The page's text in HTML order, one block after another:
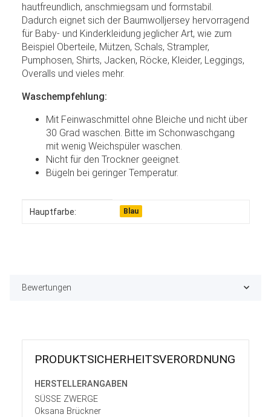
hautfreundlich, anschmiegsam und formstabil.
Dadurch eignet sich der Baumwolljersey hervorragend
für Baby- und Kinderkleidung jeglicher Art, wie zum
Beispiel Oberteile, Mützen, Schals, Strampler,
Pumphosen, Shirts, Jacken, Röcke, Kleider, Leggings,
Overalls und vieles mehr.
Waschempfehlung:
Mit Feinwaschmittel ohne Bleiche und nicht über
30 Grad waschen. Bitte im Schonwaschgang
mit wenig Weichspüler waschen.
Nicht für den Trockner geeignet.
Bügeln bei geringer Temperatur.
Produkteigenschaft
Wert
Hauptfarbe: Blau
Bewertungen
PRODUKT­SICHER­HEITS­VER­ORD­NUNG
HERSTELLER­ANGABEN
SÜSSE ZWERGE
Oksana Brückner